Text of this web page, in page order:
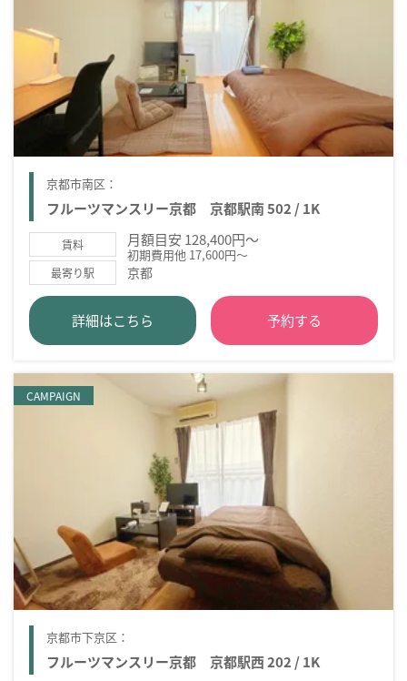
京都市南区：
フルーツマンスリー京都 京都駅南 502 / 1K
賃料 月額目安 128,400円～
初期費用他 17,600円～
最寄り駅 京都
詳細はこちら 予約する
CAMPAIGN
京都市下京区：
フルーツマンスリー京都 京都駅西 202 / 1K